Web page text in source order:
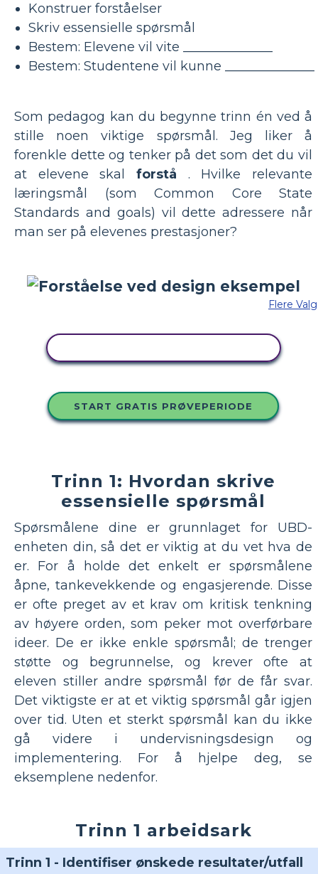
Konstruer forståelser
Skriv essensielle spørsmål
Bestem: Elevene vil vite ______________
Bestem: Studentene vil kunne ______________
Som pedagog kan du begynne trinn én ved å
stille noen viktige spørsmål. Jeg liker å
forenkle dette og tenker på det som det du vil
at elevene skal forstå . Hvilke relevante
læringsmål (som Common Core State
Standards and goals) vil dette adressere når
man ser på elevenes prestasjoner?
Flere Valg
START GRATIS PRØVEPERIODE
Trinn 1: Hvordan skrive
essensielle spørsmål
Spørsmålene dine er grunnlaget for UBD-
enheten din, så det er viktig at du vet hva de
er. For å holde det enkelt er spørsmålene
åpne, tankevekkende og engasjerende. Disse
er ofte preget av et krav om kritisk tenkning
av høyere orden, som peker mot overførbare
ideer. De er ikke enkle spørsmål; de trenger
støtte og begrunnelse, og krever ofte at
eleven stiller andre spørsmål før de får svar.
Det viktigste er at et viktig spørsmål går igjen
over tid. Uten et sterkt spørsmål kan du ikke
gå videre i undervisningsdesign og
implementering. For å hjelpe deg, se
eksemplene nedenfor.
Trinn 1 arbeidsark
Trinn 1 - Identifiser ønskede resultater/utfall